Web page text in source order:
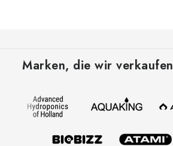
Marken, die wir verkaufen